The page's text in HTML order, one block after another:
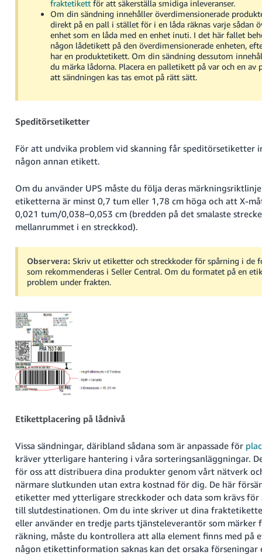
fraktetikettför att säkerställa smidiga inleveranser.
Om din sändning innehåller överdimensionerade
direkt på en pall i stället för i en låda räknas varje sådan
enhet som en låda med en enhet inuti. I det här fallet
någon lådetikett på den överdimensionerade enheten,
har en produktetikett. Om din sändning dessutom
du märka lådorna. Placera en palletikett på var och en av
att sändningen kas tas emot på rätt sätt.
Speditörsetiketter
För att undvika problem vid skanning får speditörsetiketter
någon annan etikett.
Om du använder UPS måste du följa deras
etiketterna är minst 0,7 tum eller 1,78 cm höga och att X-
0,021 tum/0,038–0,053 cm (bredden på det smalaste
mellanrummet i en streckkod).
Observera: Skriv ut etiketter och streckkoder för spårning i de
som rekommenderas i Seller Central. Om du formatet på en
problem under frakten.
Etikettplacering på lådnivå
Vissa sändningar, däribland sådana som är anpassade för
kräver ytterligare hantering i våra sorteringsanläggningar.
för oss att distribuera dina produkter genom vårt nätverk
närmare slutkunden utan extra kostnad för dig. De här
etiketter med ytterligare streckkoder och data som krävs för
till slutdestinationen. Om du inte skriver ut dina
eller använder en tredje parts tjänsteleverantör som märker
räkning, måste du kontrollera att alla element finns med på
någon etikettinformation saknas kan det orsaka